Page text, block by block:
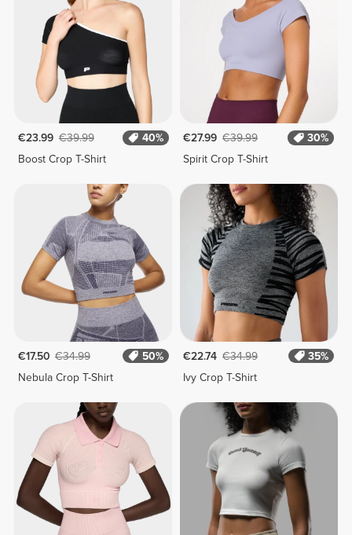
€23.99 €39.99
40%
Boost Crop T-Shirt
€27.99 €39.99
30%
Spirit Crop T-Shirt
€17.50 €34.99
50%
Nebula Crop T-Shirt
€22.74 €34.99
35%
Ivy Crop T-Shirt